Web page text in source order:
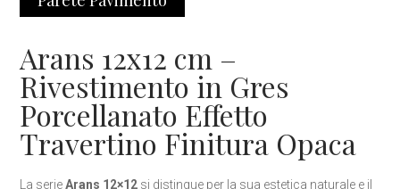
Arans 12x12 cm –
Rivestimento in Gres
Porcellanato Effetto
Travertino Finitura Opaca
La serieArans 12×12 si distingue per la sua estetica naturale e il